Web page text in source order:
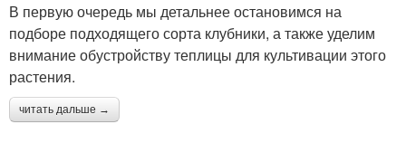
В первую очередь мы детальнее остановимся на
подборе подходящего сорта клубники, а также уделим
внимание обустройству теплицы для культивации этого
растения.
читать дальше →